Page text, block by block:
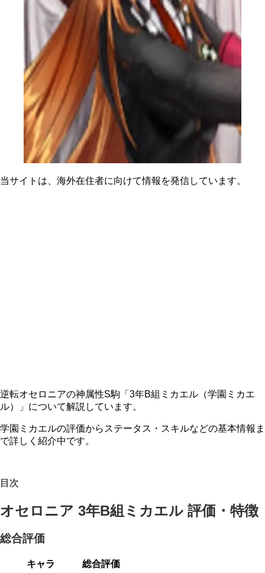
当サイトは、海外在住者に向けて情報を発信しています。
逆転オセロニアの神属性S駒「3年B組ミカエル（学園ミカエ
ル）」について解説しています。
学園ミカエルの評価からステータス・スキルなどの基本情報ま
で詳しく紹介中です。
目次
オセロニア 3年B組ミカエル 評価・特徴
総合評価
キャラ
総合評価